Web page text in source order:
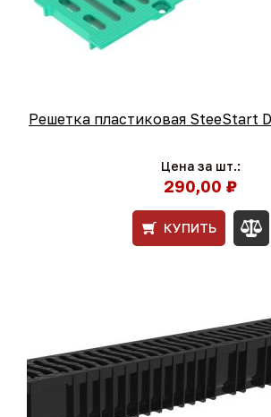
Решетка пластиковая SteeStart
Цена за шт.:
290,00 ₽
КУПИТЬ